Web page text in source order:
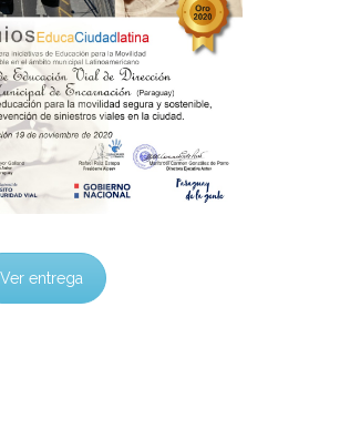
Ver entrega